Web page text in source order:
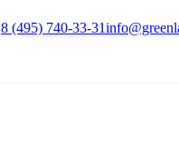
8 (495) 740-33-31